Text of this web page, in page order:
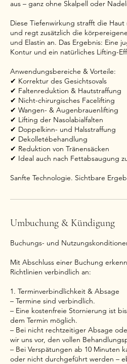
aus – ganz ohne Skalpell oder
Diese Tiefenwirkung strafft die
und regt zusätzlich die
und Elastin an. Das Ergebnis: Eine
Kontur und ein natürliches Lifting-
Anwendungsbereiche & Vorteile:
✔ Korrektur des Gesichtsovals
✔ Faltenreduktion & Hautstraffung
✔ Nicht-chirurgisches Facelifting
✔ Wangen- & Augenbrauenlifting
✔ Lifting der Nasolabialfalten
✔ Doppelkinn- und Halsstraffung
✔ Dekolletébehandlung
✔ Reduktion von Tränensäcken
✔ Ideal auch nach Fettabsaugung
Sanfte Technologie. Sichtbare
Umbuchung & Kündigung
Buchungs- und
Mit Abschluss einer Buchung
Richtlinien verbindlich an:
1. Terminverbindlichkeit & Absage
– Termine sind verbindlich.
– Eine kostenfreie Stornierung ist
dem Termin möglich.
– Bei nicht rechtzeitiger Absage
wir uns vor, den vollen
– Bei Verspätungen ab 10 Minuten
oder nicht durchgeführt werden –